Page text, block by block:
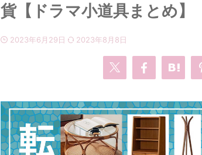
貨【ドラマ小道具まとめ】
2023年6月29日 2023年8月8日